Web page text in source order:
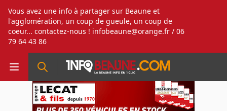
Vous avez une info à partager sur Beaune et
l'agglomération, un coup de gueule, un coup de
coeur... contactez-nous ! infobeaune@orange.fr / 06
79 64 43 86